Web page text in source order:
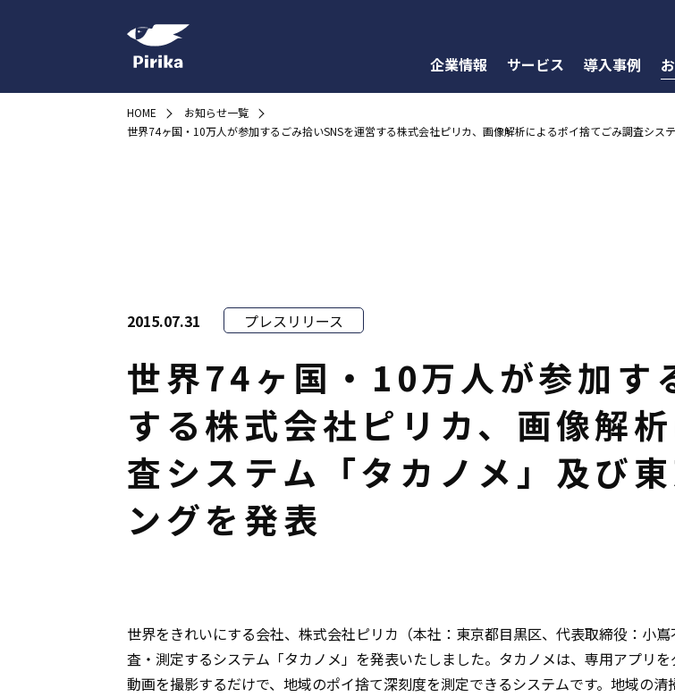
企業情報 サービス 導入事例
HOME
お知らせ一覧
世界74ヶ国・10万人が参加するごみ拾いSNSを運営する株式会社ピリカ、画像解析によるポイ捨てごみ調査シス
2015.07.31 プレスリリース
世界74ヶ国・10万人が参加す
する株式会社ピリカ、画像解
査システム「タカノメ」及び
ングを発表
世界をきれいにする会社、株式会社ピリカ（本社：東京都目黒区、代表取締役：小
査・測定するシステム「タカノメ」を発表いたしました。タカノメは、専用アプリ
動画を撮影するだけで、地域のポイ捨て深刻度を測定できるシステムです。地域の